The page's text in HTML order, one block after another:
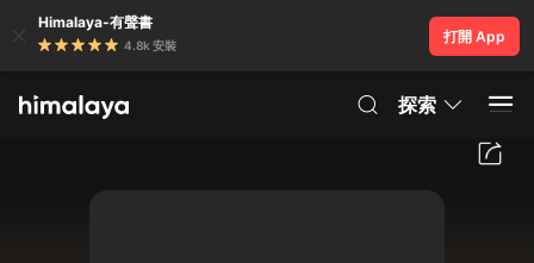
Himalaya-有聲書
4.8k 安裝
打開 App
探索